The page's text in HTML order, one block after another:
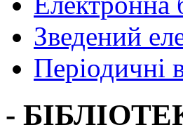
Зведений
Періодичні
-